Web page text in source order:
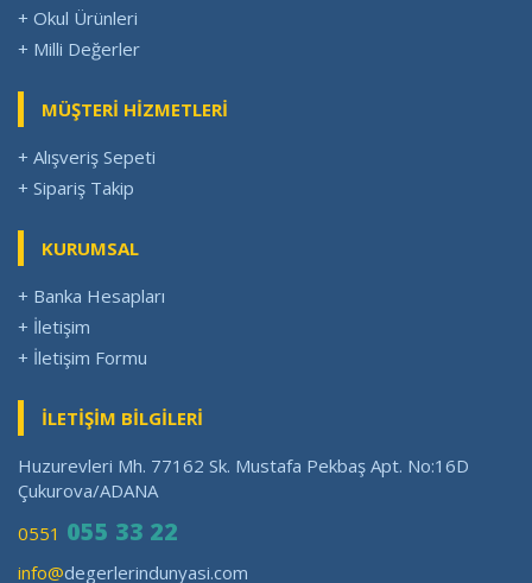
+ Okul Ürünleri
+ Milli Değerler
MÜŞTERİ HİZMETLERİ
+ Alışveriş Sepeti
+ Sipariş Takip
KURUMSAL
+ Banka Hesapları
+ İletişim
+ İletişim Formu
İLETİŞİM BİLGİLERİ
Huzurevleri Mh. 77162 Sk. Mustafa Pekbaş Apt. No:16D
Çukurova/ADANA
0551 055 33 22
info@degerlerindunyasi.com